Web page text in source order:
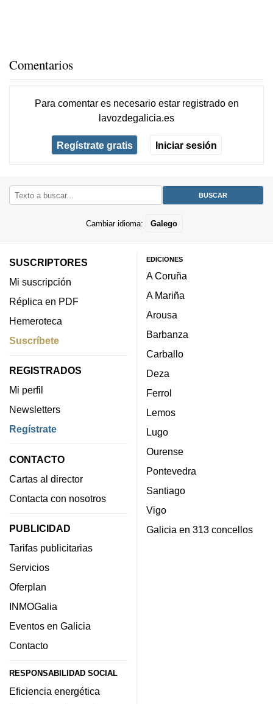
Comentarios
Para comentar es necesario estar registradoen
lavozdegalicia.es
Regístrate gratis Iniciar sesión
Cambiar idioma: Galego
SUSCRIPTORES
Mi suscripción
Réplica en PDF
Hemeroteca
Suscríbete
REGISTRADOS
Mi perfil
Newsletters
Regístrate
CONTACTO
Cartas al director
Contacta con nosotros
PUBLICIDAD
Tarifas publicitarias
Servicios
Oferplan
INMOGalia
Eventos en Galicia
Contacto
RESPONSABILIDAD SOCIAL
Eficiencia energética
EDICIONES
A Coruña
A Mariña
Arousa
Barbanza
Carballo
Deza
Ferrol
Lemos
Lugo
Ourense
Pontevedra
Santiago
Vigo
Galicia en 313 concellos